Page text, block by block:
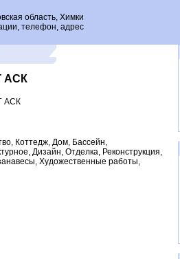
область, Химки
телефон, адрес
АСК
АСК
Коттедж, Дом, Бассейн,
Дизайн, Отделка, Реконструкция,
Художественные работы,